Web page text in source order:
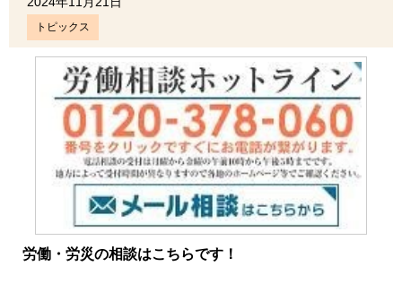
トピックス
労働・労災の相談はこちらです！